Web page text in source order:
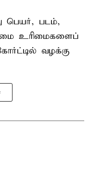
பெயர், படம்,
உரிமைகளைப்
வழக்கு